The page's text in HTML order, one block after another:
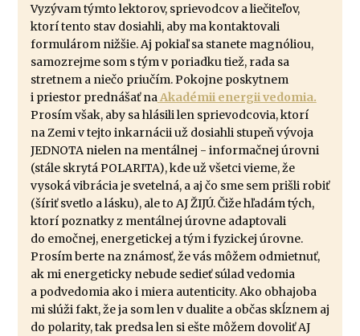
Vyzývam týmto lektorov, sprievodcov a liečiteľov,
ktorí tento stav dosiahli, aby ma kontaktovali
formulárom nižšie. Aj pokiaľ sa stanete magnóliou,
samozrejme som s tým v poriadku tiež, rada sa
stretnem a niečo priučím. Pokojne poskytnem
i priestor prednášať naAkadémii energii vedomia.
Prosím však, aby sa hlásili len sprievodcovia, ktorí
na Zemi v tejto inkarnácii už dosiahli stupeň vývoja
JEDNOTA nielen na mentálnej - informačnej úrovni
(stále skrytá POLARITA), kde už všetci vieme, že
vysoká vibrácia je svetelná, a aj čo sme sem prišli robiť
(šíriť svetlo a lásku), ale to AJ ŽIJÚ. Čiže hľadám tých,
ktorí poznatky z mentálnej úrovne adaptovali
do emočnej, energetickej a tým i fyzickej úrovne.
Prosím berte na známosť, že vás môžem odmietnuť,
ak mi energeticky nebude sedieť súlad vedomia
a podvedomia ako i miera autenticity. Ako obhajoba
mi slúži fakt, že ja som len v dualite a občas skĺznem aj
do polarity, tak predsa len si ešte môžem dovoliť AJ